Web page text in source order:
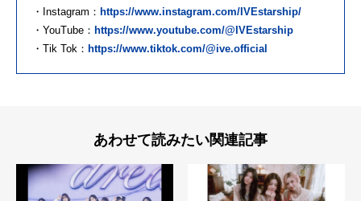
・Instagram： https://www.instagram.com/IVEstarship/
・YouTube： https://www.youtube.com/@IVEstarship
・Tik Tok： https://www.tiktok.com/@ive.official
あわせて読みたい関連記事